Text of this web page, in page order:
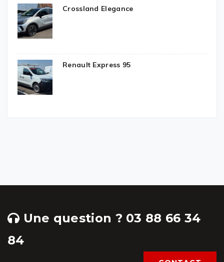
Crossland Elegance
Renault Express 95
Une question ? 03 88 66 34
84